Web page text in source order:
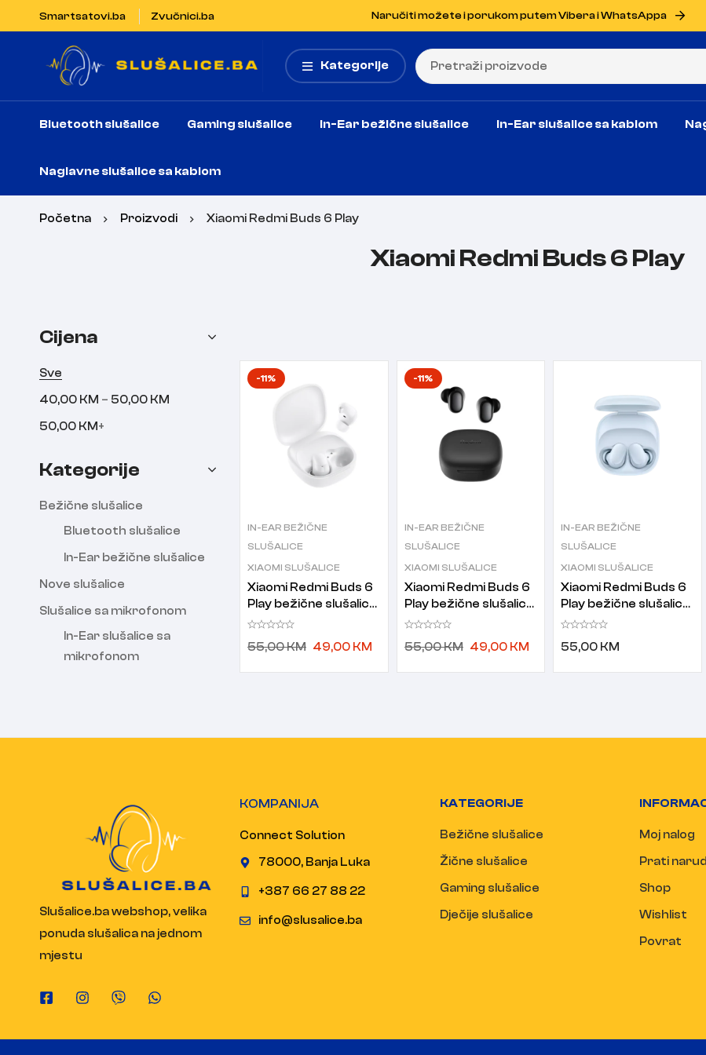
Smartsatovi.ba Zvučnici.ba Naručiti možete i porukom putem Vibera i WhatsAppa
Kategorije
Bluetooth slušalice Gaming slušalice In-Ear bežične slušalice In-Ear slušalice sa kablom
Naglavne slušalice sa kablom
Početna Proizvodi Xiaomi Redmi Buds 6 Play
Xiaomi Redmi Buds 6 Play
Cijena
Sve
40,00 KM – 50,00 KM
50,00 KM+
Kategorije
Bežične slušalice
Bluetooth slušalice
In-Ear bežične slušalice
Nove slušalice
Slušalice sa mikrofonom
In-Ear slušalice sa
mikrofonom
-11%
IN-EAR BEŽIČNE
SLUŠALICE
XIAOMI SLUŠALICE
Xiaomi Redmi Buds 6
Play bežične slušalice
bijele
55,00KM 49,00 KM
-11%
IN-EAR BEŽIČNE
SLUŠALICE
XIAOMI SLUŠALICE
Xiaomi Redmi Buds 6
Play bežične slušalice
crne
55,00KM 49,00 KM
IN-EAR BEŽIČNE
SLUŠALICE
XIAOMI SLUŠALICE
Xiaomi Redmi Buds 6
Play bežične slušalice
plave
55,00 KM
Slušalice.ba webshop, velika
ponuda slušalica na jednom
mjestu
KOMPANIJA
Connect Solution
78000, Banja Luka
+387 66 27 88 22
info@slusalice.ba
KATEGORIJE
Bežične slušalice
Žične slušalice
Gaming slušalice
Dječije slušalice
Moj nalog
Prati
Shop
Wishlist
Povrat